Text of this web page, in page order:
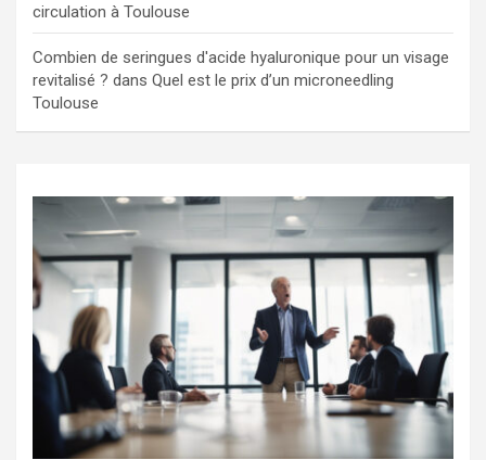
circulation à Toulouse
Combien de seringues d'acide hyaluronique pour un visage
revitalisé ? dans Quel est le prix d’un microneedling
Toulouse